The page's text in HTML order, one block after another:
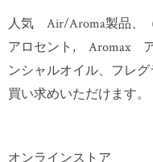
人気 Air/Aroma製品、
アロセント, Aromax
ンシャルオイル、フレ
買い求めいただけます。
オンラインストア